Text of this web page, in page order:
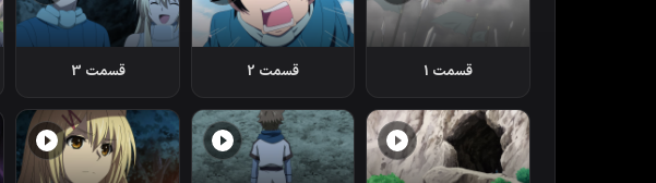
قسمت 1 قسمت 2 قسمت 3